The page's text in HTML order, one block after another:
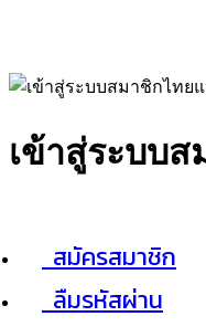
เข้าสู่ระบบ
สมัครสมาชิก
ลืมรหัสผ่าน